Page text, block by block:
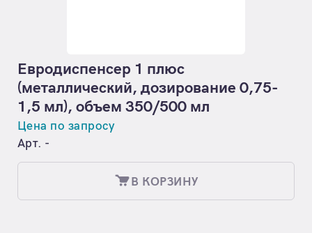
Евродиспенсер 1 плюс
(металлический, дозирование 0,75-
1,5 мл), объем 350/500 мл
Цена по запросу
Арт. -
В КОРЗИНУ